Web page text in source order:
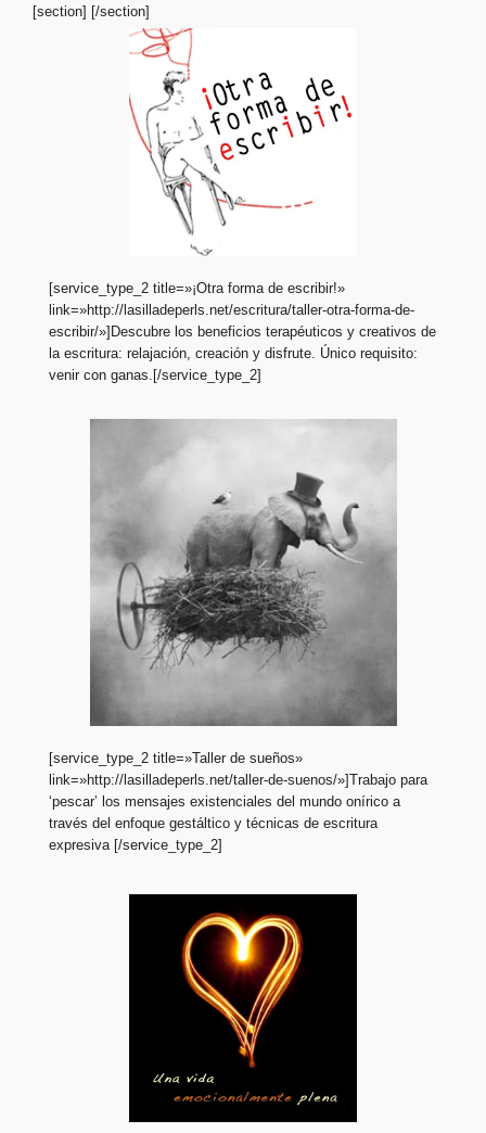
[section]
[service_type_2 title=»¡Otra forma de escribir!»
link=»http://lasilladeperls.net/escritura/taller-otra-forma-de-
escribir/»]Descubre los beneficios terapéuticos y creativos de
la escritura: relajación, creación y disfrute. Único requisito:
venir con ganas.[/service_type_2]
[service_type_2 title=»Taller de sueños»
link=»http://lasilladeperls.net/taller-de-suenos/»]Trabajo para
‘pescar’ los mensajes existenciales del mundo onírico a
través del enfoque gestáltico y técnicas de escritura
expresiva [/service_type_2]
[/section]